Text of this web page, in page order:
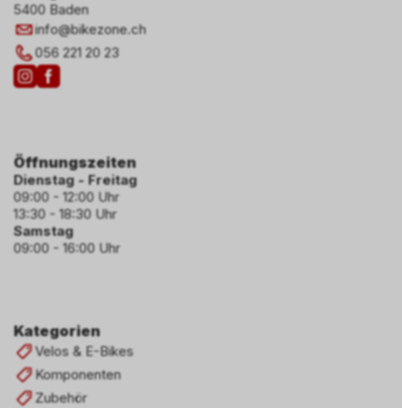
5400 Baden
info@bikezone.ch
056 221 20 23
Kategorien
Velos & E-Bikes
Komponenten
Zubehör
Öffnungszeiten
Dienstag - Freitag
09:00 - 12:00 Uhr
13:30 - 18:30 Uhr
Samstag
09:00 - 16:00 Uhr